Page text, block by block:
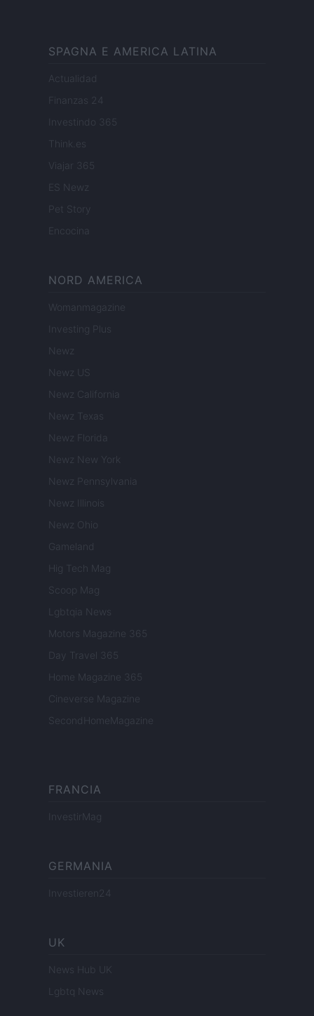
SPAGNA E AMERICA LATINA
Actualidad
Finanzas 24
Investindo 365
Think.es
Viajar 365
ES Newz
Pet Story
Encocina
NORD AMERICA
Womanmagazine
Investing Plus
Newz
Newz US
Newz California
Newz Texas
Newz Florida
Newz New York
Newz Pennsylvania
Newz Illinois
Newz Ohio
Gameland
Hig Tech Mag
Scoop Mag
Lgbtqia News
Motors Magazine 365
Day Travel 365
Home Magazine 365
Cineverse Magazine
SecondHomeMagazine
FRANCIA
InvestirMag
GERMANIA
Investieren24
UK
News Hub UK
Lgbtq News